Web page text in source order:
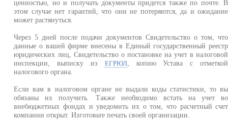
ценностью, но и получать документы придется также по почте. В
этом случае нет гарантий, что они не потеряются, да и ожидание
может растянуться.
Через 5 дней после подачи документов Свидетельство о том, что
данные о вашей фирме внесены в Единый государственный реестр
юридических лиц, Свидетельство о постановке на учет в налоговой
инспекции, выписку из ЕГРЮЛ, копию Устава с отметкой
налогового органа.
Если вам в налоговом органе не выдали коды статистики, то вы
обязаны их получить. Также необходимо встать на учет во
внебюджетных фондах и уведомить их о том, что расчетный счет
компании открыт. Изготовьте печать своей организации.